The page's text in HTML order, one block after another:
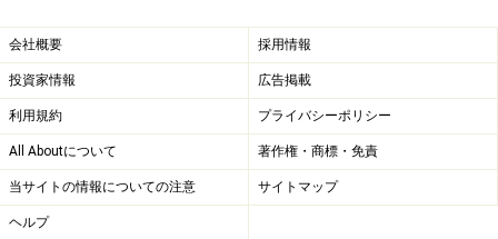
会社概要 採用情報
投資家情報 広告掲載
利用規約 プライバシーポリシー
All Aboutについて 著作権・商標・免責
当サイトの情報についての注意 サイトマップ
ヘルプ